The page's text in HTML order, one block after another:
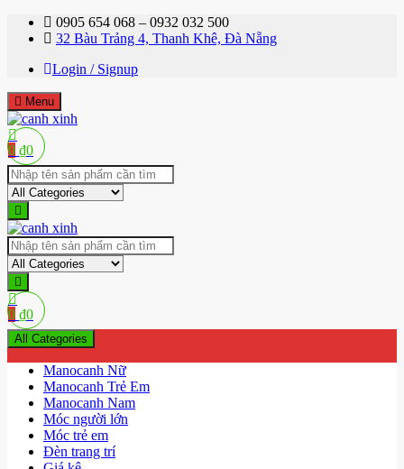
Skip
0905 654 068 – 0932 032 500
32 Bàu Trảng 4, Thanh Khê, Đà Nẵng
Login / Signup
Menu
canh xinh
Shop bán manơcanh, phụ kiện mở shop
0 ₫0
canh xinh
Shop bán manơcanh, phụ kiện mở shop
0 ₫0
All Categories
Manocanh Nữ
Manocanh Trẻ Em
Manocanh Nam
Móc người lớn
Móc trẻ em
Đèn trang trí